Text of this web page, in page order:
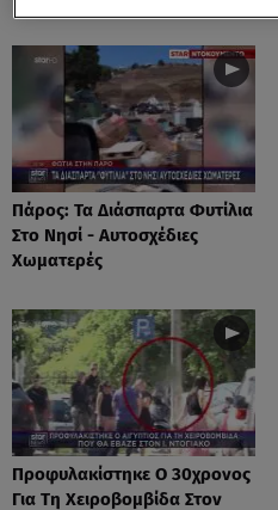
Πάρος: Τα Διάσπαρτα Φυτίλια
Στο Νησί - Αυτοσχέδιες
Χωματερές
Προφυλακίστηκε Ο 30χρονος
Για Τη Χειροβομβίδα Στον